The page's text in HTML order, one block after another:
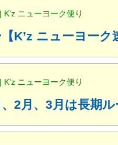
ニューヨーク便り
K’z ニューヨー
ニューヨーク便り
2月、3月は長期